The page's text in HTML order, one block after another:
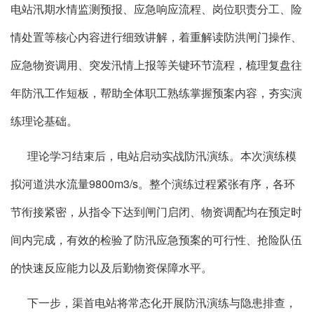
电站汛期水情监测预报、应急响应流程、岗位职责分工、险
情处置等核心内容进行细致讲解，着重解读防洪闸门操作、
应急物资调用、突发汛情上报等关键环节流程，梳理复盘往
年防汛工作短板，帮助全体职工熟练掌握预案内容，夯实演
练理论基础。
理论学习结束后，电站启动实战防汛演练。本次演练模
拟河道洪水流量9800m3/s。整个演练过程紧张有序，各环
节衔接紧密，从指令下达到闸门启闭、物资调配均在预定时
间内完成，有效的检验了防汛应急预案的可行性、抢险队伍
的快速反应能力以及后勤物资保障水平。
下一步，渠首电站将常态化开展防汛演练与隐患排查，